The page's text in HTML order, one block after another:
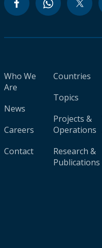
Who We
Are
News
Careers
Contact
Countries
Topics
Projects &
Operations
Research &
Publications